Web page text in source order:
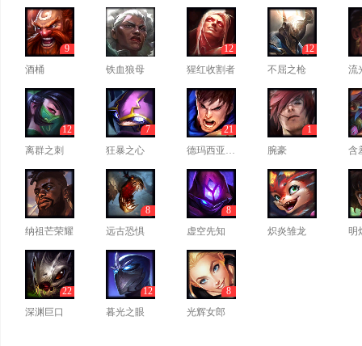
酒桶
9
铁血狼母
猩红收割者
12
不屈之枪
12
流
离群之刺
12
狂暴之心
7
德玛西亚之力
21
腕豪
1
含
纳祖芒荣耀 远古恐惧
8
虚空先知
8
炽炎雏龙
明
深渊巨口
22
暮光之眼
12
光辉女郎
8